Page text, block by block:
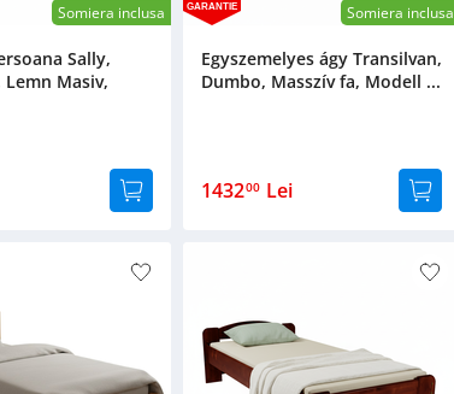
Somiera inclusa
Sally,
Masiv,
Somiera inclusa
GARANTIE
Egyszemelyes ágy Transilvan,
Dumbo, Masszív fa, Modell ...
143200 Lei